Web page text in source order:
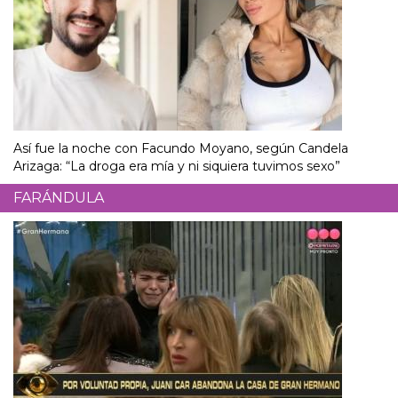
Así fue la noche con Facundo Moyano, según Candela
Arizaga: “La droga era mía y ni siquiera tuvimos sexo”
FARÁNDULA